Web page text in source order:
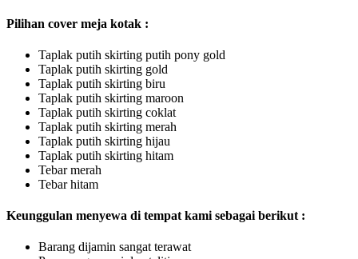
Pilihan cover meja kotak :
Taplak putih skirting putih pony gold
Taplak putih skirting gold
Taplak putih skirting biru
Taplak putih skirting maroon
Taplak putih skirting coklat
Taplak putih skirting merah
Taplak putih skirting hijau
Taplak putih skirting hitam
Tebar merah
Tebar hitam
Keunggulan menyewa di tempat kami sebagai berikut :
Barang dijamin sangat terawat